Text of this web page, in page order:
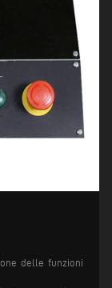
delle funzioni